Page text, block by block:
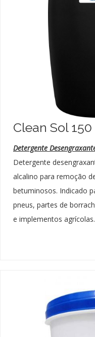
Clean Sol 150
Detergente
Detergente
alcalino para remoção
betuminosos. Indicado
pneus, partes de
e implementos agrícolas.